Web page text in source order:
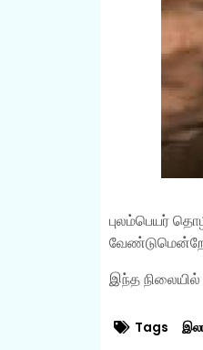
புலம்பெயர்
வேண்டுமென்றே
இந்த நிலையில்
Tags